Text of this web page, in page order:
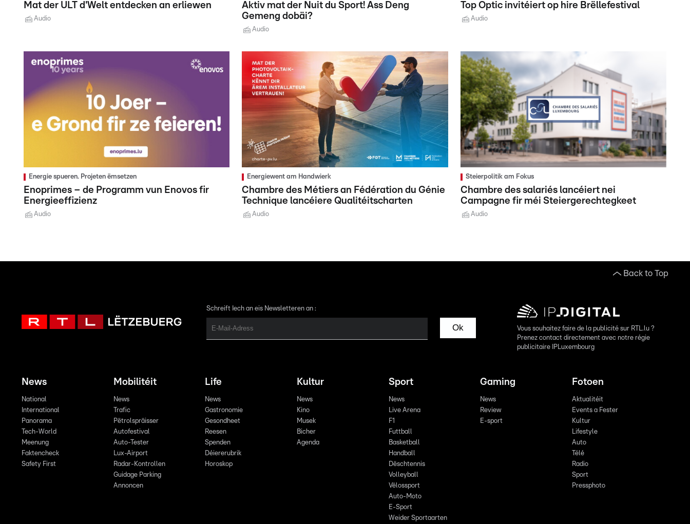
Mat der ULT d'Welt entdecken an erliewen
Audio
Aktiv mat der Nuit du Sport! Ass Deng
Gemeng dobäi?
Audio
Top Optic invitéiert op hire Brëllefestival
Audio
Energie spueren. Projeten ëmsetzen
Enoprimes – de Programm vun Enovos fir
Energieeffizienz
Audio
Energiewent am Handwierk
Chambre des Métiers an Fédération du Génie
Technique lancéiere Qualitéitscharten
Audio
Steierpolitik am Fokus
Chambre des salariés lancéiert nei
Campagne fir méi Steiergerechtegkeet
Audio
Back to Top
Schreift Iech an eis Newsletteren an :
Ok
Vous souhaitez faire de la publicité sur RTL.lu ?
Prenez contact directement avec notre régie
publicitaire IPLuxembourg
News
National
International
Panorama
Tech-World
Meenung
Faktencheck
Safety First
Mobilitéit
News
Trafic
Pëtrolspräisser
Autofestival
Auto-Tester
Lux-Airport
Radar-Kontrollen
Guidage Parking
Annoncen
Life
News
Gastronomie
Gesondheet
Reesen
Spenden
Déiererubrik
Horoskop
Kultur
News
Kino
Musek
Bicher
Agenda
Sport
News
Live Arena
F1
Futtball
Basketball
Handball
Dëschtennis
Volleyball
Vëlossport
Auto-Moto
E-Sport
Weider Sportaarten
Gaming
News
Review
E-sport
Fotoen
Aktualitéit
Events a Fester
Kultur
Lifestyle
Auto
Télé
Radio
Sport
Pressphoto